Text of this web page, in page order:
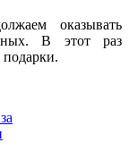
оказывать
В этот раз